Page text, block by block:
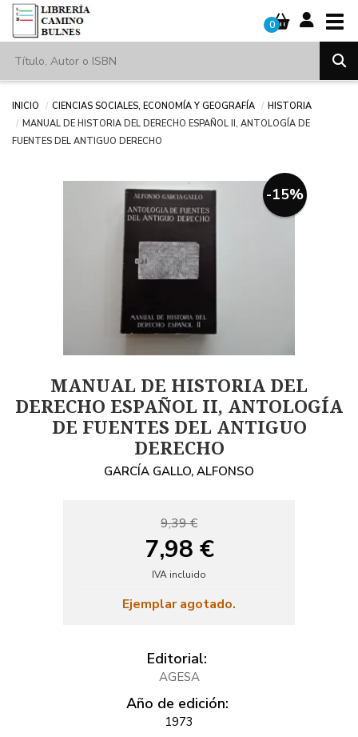
0
Inicio Ciencias sociales, economía y geografía
Historia
MANUAL DE HISTORIA DEL DERECHO ESPAÑOL II, ANTOLOGÍA DE
FUENTES DEL ANTIGUO DERECHO
-15%
MANUAL DE HISTORIA DEL
DERECHO ESPAÑOL II, ANTOLOGÍA
DE FUENTES DEL ANTIGUO
DERECHO
GARCÍA GALLO, ALFONSO
9,39 €
7,98 €
IVA incluido
Ejemplar agotado.
Editorial:
AGESA
Año de edición:
1973